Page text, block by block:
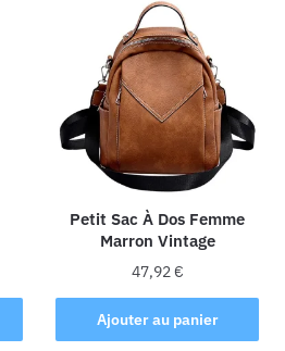
variations.
Les
options
peuvent
être
choisies
sur
la
page
du
produit
Petit Sac À Dos Femme
Marron Vintage
47,92€
Ajouter au panier